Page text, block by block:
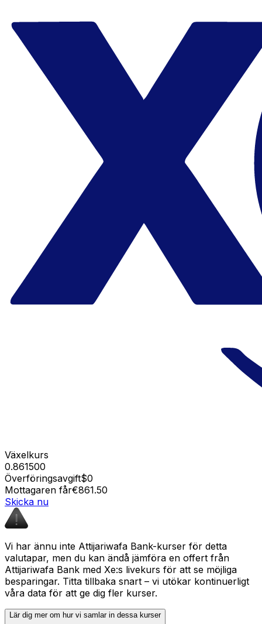
Växelkurs
0.861500
Överföringsavgift$0
Mottagaren får€861.50
Skicka nu
Vi har ännu inte Attijariwafa Bank-kurser för detta
valutapar, men du kan ändå jämföra en offert från
Attijariwafa Bank med Xe:s livekurs för att se möjliga
besparingar. Titta tillbaka snart – vi utökar kontinuerligt
våra data för att ge dig fler kurser.
Lär dig mer om hur vi samlar in dessa kurser